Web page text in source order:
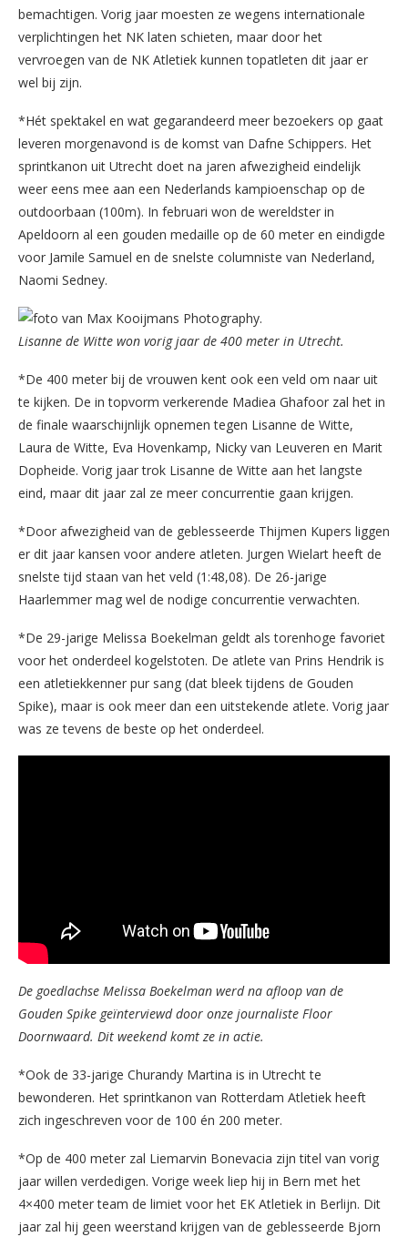
bemachtigen. Vorig jaar moesten ze wegens internationale
verplichtingen het NK laten schieten, maar door het
vervroegen van de NK Atletiek kunnen topatleten dit jaar er
wel bij zijn.
*Hét spektakel en wat gegarandeerd meer bezoekers op gaat
leveren morgenavond is de komst van Dafne Schippers. Het
sprintkanon uit Utrecht doet na jaren afwezigheid eindelijk
weer eens mee aan een Nederlands kampioenschap op de
outdoorbaan (100m). In februari won de wereldster in
Apeldoorn al een gouden medaille op de 60 meter en eindigde
voor Jamile Samuel en de snelste columniste van Nederland,
Naomi Sedney.
Lisanne de Witte won vorig jaar de 400 meter in Utrecht.
*De 400 meter bij de vrouwen kent ook een veld om naar uit
te kijken. De in topvorm verkerende Madiea Ghafoor zal het in
de finale waarschijnlijk opnemen tegen Lisanne de Witte,
Laura de Witte, Eva Hovenkamp, Nicky van Leuveren en Marit
Dopheide. Vorig jaar trok Lisanne de Witte aan het langste
eind, maar dit jaar zal ze meer concurrentie gaan krijgen.
*Door afwezigheid van de geblesseerde Thijmen Kupers liggen
er dit jaar kansen voor andere atleten. Jurgen Wielart heeft de
snelste tijd staan van het veld (1:48,08). De 26-jarige
Haarlemmer mag wel de nodige concurrentie verwachten.
*De 29-jarige Melissa Boekelman geldt als torenhoge favoriet
voor het onderdeel kogelstoten. De atlete van Prins Hendrik is
een atletiekkenner pur sang (dat bleek tijdens de Gouden
Spike), maar is ook meer dan een uitstekende atlete. Vorig jaar
was ze tevens de beste op het onderdeel.
De goedlachse Melissa Boekelman werd na afloop van de
Gouden Spike geïnterviewd door onze journaliste Floor
Doornwaard. Dit weekend komt ze in actie.
*Ook de 33-jarige Churandy Martina is in Utrecht te
bewonderen. Het sprintkanon van Rotterdam Atletiek heeft
zich ingeschreven voor de 100 én 200 meter.
*Op de 400 meter zal Liemarvin Bonevacia zijn titel van vorig
jaar willen verdedigen. Vorige week liep hij in Bern met het
4×400 meter team de limiet voor het EK Atletiek in Berlijn. Dit
jaar zal hij geen weerstand krijgen van de geblesseerde Bjorn